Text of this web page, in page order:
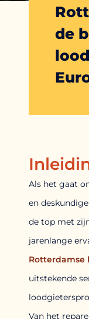
de
Als het gaat
en
de top met
jarenlange
Rotterdamse
uitstekende
Van het